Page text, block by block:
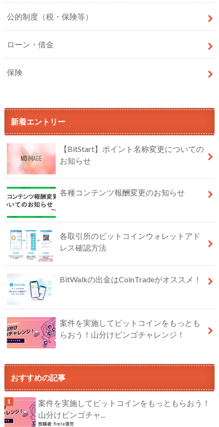
公的制度（税・保険等）
ローン・借金
保険
新着エントリー
【BitStart】ポイント名称変更についての
お知らせ
各種コンテンツ報酬変更のお知らせ
各取引所のビットコインウォレットアド
レス確認方法
BitWalkの出金はCoinTradeがオススメ！
案件を実施してビットコインをもっとも
らおう！山分けビンゴチャレンジ！
おすすめの記事
案件を実施してビットコインをもっともらおう！
山分けビンゴチャ...
投稿者:fincle運営